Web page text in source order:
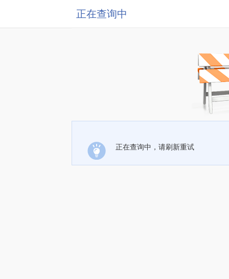
正在查询中
正在查询中，请刷新重试